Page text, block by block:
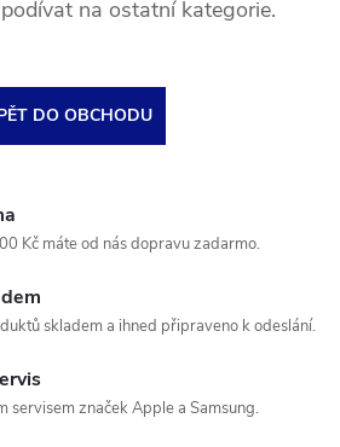
na ostatní kategorie.
DO OBCHODU
Kč máte od nás dopravu zadarmo.
skladem a ihned připraveno k odeslání.
servisem značek Apple a Samsung.